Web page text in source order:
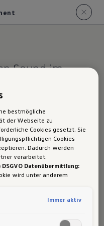
Sound im
Info­
gut informiert,
bestmögliche
der Webseite zu
Cookies gesetzt. Sie
Cookies
Dadurch werden
verarbeitet.
Datenübermittlung:
wird unter anderem
die Google LLC) weitergibt.
Immer aktiv